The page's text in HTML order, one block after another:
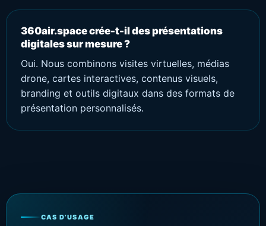
360air.space crée-t-il des présentations
digitales sur mesure ?
Oui. Nous combinons visites virtuelles, médias
drone, cartes interactives, contenus visuels,
branding et outils digitaux dans des formats de
présentation personnalisés.
CAS D’USAGE